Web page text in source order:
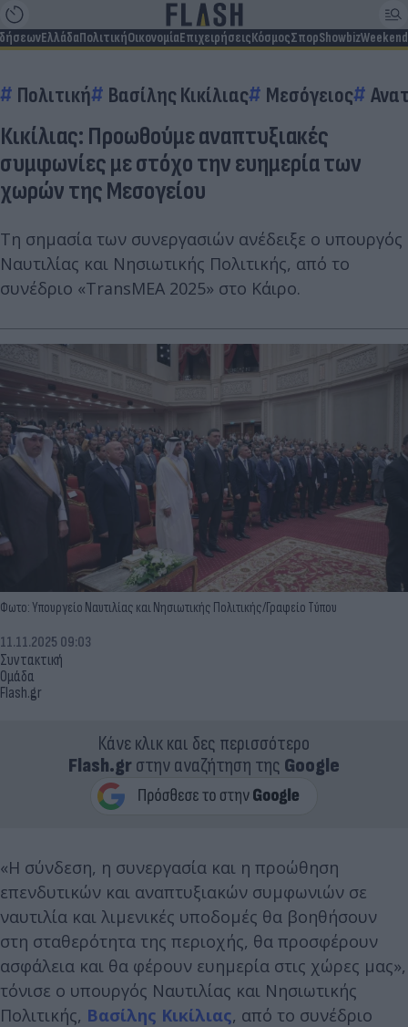
ΕλλάδαΠολιτικήΟικονομίαΕπιχειρήσειςΚόσμοςΣπορShowbizWeekend
Πολιτική Βασίλης Κικίλιας Μεσόγειος
Κικίλιας: Προωθούμε αναπτυξιακές
συμφωνίες με στόχο την ευημερία των
χωρών της Μεσογείου
Τη σημασία των συνεργασιών ανέδειξε ο υπουργός
Ναυτιλίας και Νησιωτικής Πολιτικής, από το
συνέδριο «TransMEA 2025» στο Κάιρο.
Φωτο: Υπουργείο Ναυτιλίας και Νησιωτικής Πολιτικής/Γραφείο Τύπου
Συντακτική
Ομάδα
Flash.gr
11.11.2025 09:03
Κάνε κλικ και δες περισσότερο
Flash.grστην αναζήτηση της Google
«Η σύνδεση, η συνεργασία και η προώθηση
επενδυτικών και αναπτυξιακών συμφωνιών σε
ναυτιλία και λιμενικές υποδομές θα βοηθήσουν
στη σταθερότητα της περιοχής, θα προσφέρουν
ασφάλεια και θα φέρουν ευημερία στις χώρες μας»,
τόνισε ο υπουργός Ναυτιλίας και Νησιωτικής
Πολιτικής, Βασίλης Κικίλιας, από το συνέδριο